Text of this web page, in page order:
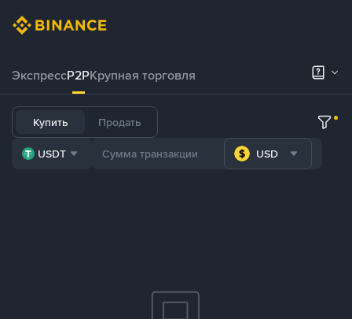
ЭкспрессP2PКрупная торговля
Купить Продать
USDT USD